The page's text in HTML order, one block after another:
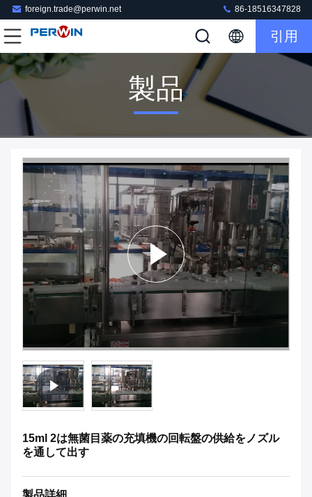
foreign.trade@perwin.net 86-18516347828
引用
製品
15ml 2は無菌目薬の充填機の回転盤の供給をノズル
を通して出す